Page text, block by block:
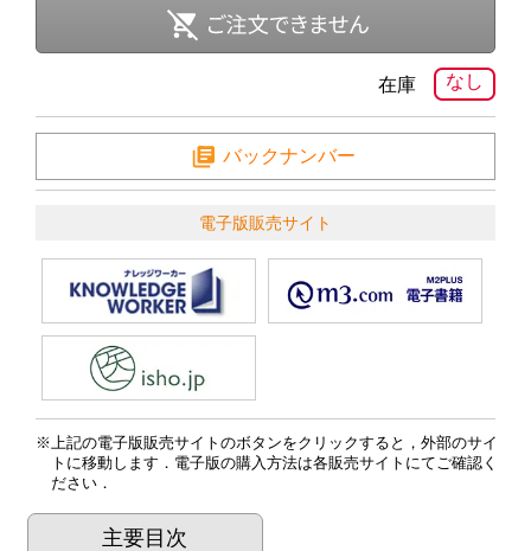
なし
在庫
バックナンバー
電子版販売サイト
上記の電子版販売サイトのボタンをクリックすると，外部のサイ
トに移動します．電子版の購入方法は各販売サイトにてご確認く
ださい．
主要目次